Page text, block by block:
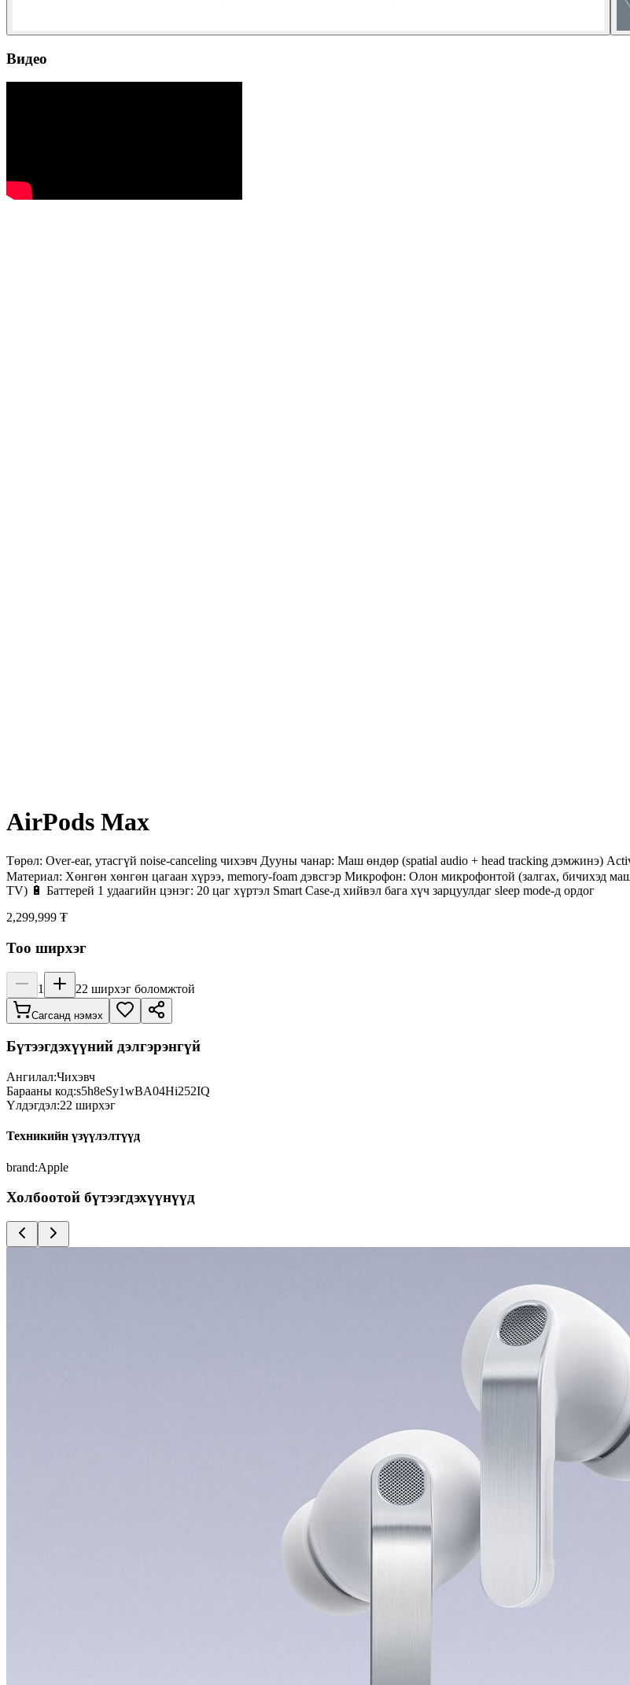
Видео
AirPods Max
Төрөл: Over-ear, утасгүй noise-canceling чихэвч Дууны чанар: Маш өндөр (spatial audio + head tracking дэмжинэ)
Материал: Хөнгөн хөнгөн цагаан хүрээ, memory-foam дэвсгэр Микрофон: Олон микрофонтой (залгах, бичихэд
TV) 🔋 Баттерей 1 удаагийн цэнэг: 20 цаг хүртэл Smart Case-д хийвэл бага хүч зарцуулдаг sleep mode-д ордог
2,299,999 ₮
Тоо ширхэг
1 22 ширхэг боломжтой
Сагсанд нэмэх
Бүтээгдэхүүний дэлгэрэнгүй
Ангилал:Чихэвч
Барааны код:s5h8eSy1wBA04Hi252IQ
Үлдэгдэл:22 ширхэг
Техникийн үзүүлэлтүүд
brand:Apple
Холбоотой бүтээгдэхүүнүүд